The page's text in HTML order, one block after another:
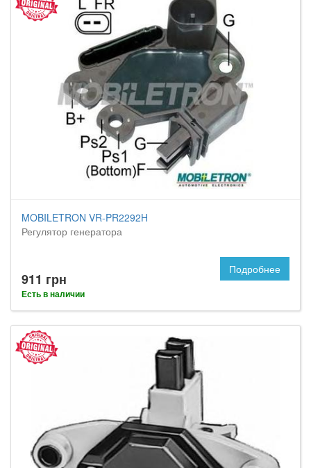
MOBILETRON VR-PR2292H
Регулятор генератора
911 грн
Есть в наличии
Подробнее